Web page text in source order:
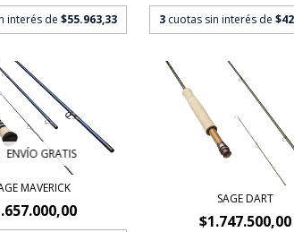
interés de$55.963,33 3 cuotas sin interés de
ENVÍO GRATIS
MAVERICK
SAGE DART
$1.747.500,00